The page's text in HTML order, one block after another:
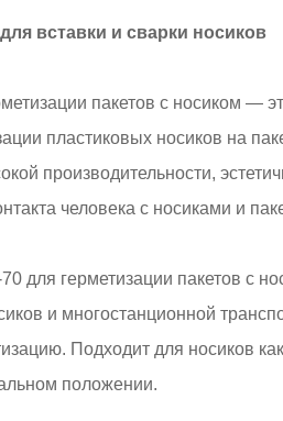
вставки и сварки носиков
пакетов с носиком —
пластиковых носиков на
производительности,
человека с носиками и
для герметизации пакетов с
и многостанционной
Подходит для носиков
положении.